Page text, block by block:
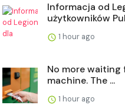
Informacja od
użytkowników
1 hour ago
No more
machine. The ...
1 hour ago